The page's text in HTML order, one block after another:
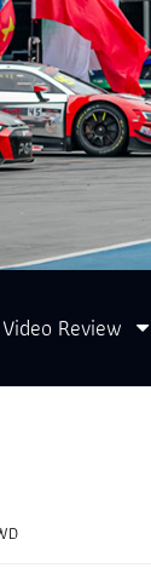
Video Review